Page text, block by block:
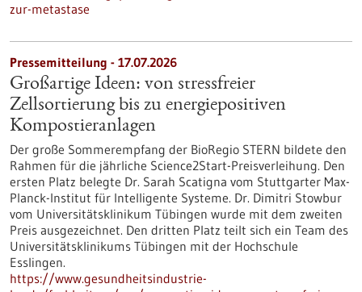
zur-metastase
Pressemitteilung - 17.07.2026
Großartige Ideen: von stressfreier
Zellsortierung bis zu energiepositiven
Kompostieranlagen
Der große Sommerempfang der BioRegio STERN bildete den
Rahmen für die jährliche Science2Start-Preisverleihung. Den
ersten Platz belegte Dr. Sarah Scatigna vom Stuttgarter Max-
Planck-Institut für Intelligente Systeme. Dr. Dimitri Stowbur
vom Universitätsklinikum Tübingen wurde mit dem zweiten
Preis ausgezeichnet. Den dritten Platz teilt sich ein Team des
Universitätsklinikums Tübingen mit der Hochschule
Esslingen.
https://www.gesundheitsindustrie-